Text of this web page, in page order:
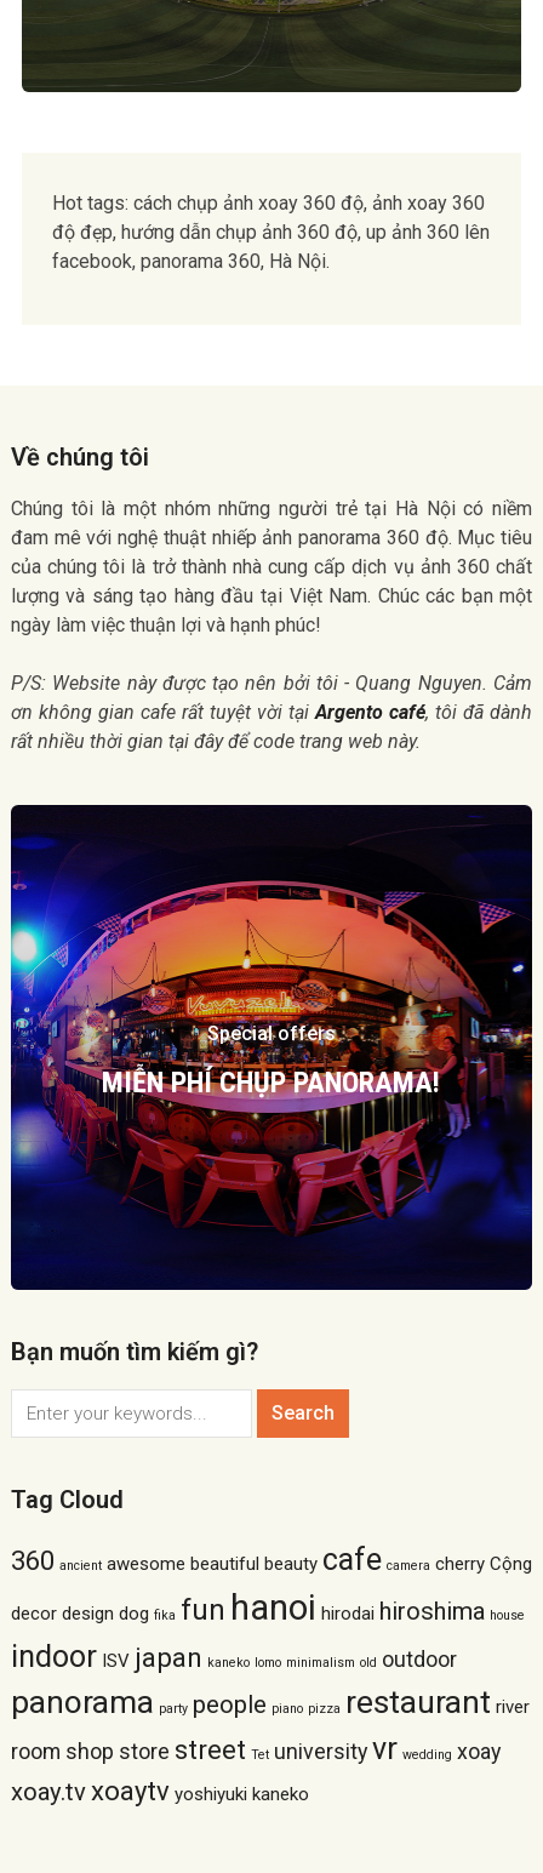
Hot tags: cách chụp ảnh xoay 360 độ, ảnh xoay 360
độ đẹp, hướng dẫn chụp ảnh 360 độ, up ảnh 360 lên
facebook, panorama 360, Hà Nội.
Về chúng tôi
Chúng tôi là một nhóm những người trẻ tại Hà Nội có niềm
đam mê với nghệ thuật nhiếp ảnh panorama 360 độ. Mục tiêu
của chúng tôi là trở thành nhà cung cấp dịch vụ ảnh 360 chất
lượng và sáng tạo hàng đầu tại Việt Nam. Chúc các bạn một
ngày làm việc thuận lợi và hạnh phúc!
P/S: Website này được tạo nên bởi tôi - Quang Nguyen. Cảm
ơn không gian cafe rất tuyệt vời tạiArgento café, tôi đã dành
rất nhiều thời gian tại đây để code trang web này.
Special offers
MIỄN PHÍ CHỤP PANORAMA!
Bạn muốn tìm kiếm gì?
Tag Cloud
360 ancient awesome beautiful beauty cafe camera cherry Cộng
decor design dog fika fun hanoi hirodai hiroshima house
indoor ISV japan kaneko lomo minimalism old outdoor
panorama party people piano pizza restaurant river
room shop store street Tet universityvr wedding xoay
xoay.tvxoaytv yoshiyuki kaneko